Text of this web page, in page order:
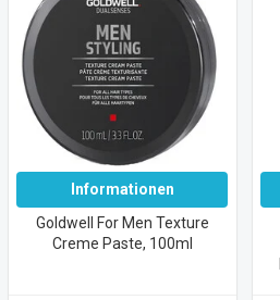
Informationen
Goldwell For Men Texture
Creme Paste, 100ml